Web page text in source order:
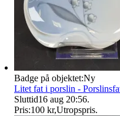
Badge på objektet:Ny
Litet fat i porslin -
Sluttid16 aug 20:56.
Pris:100 kr,Utropspris.